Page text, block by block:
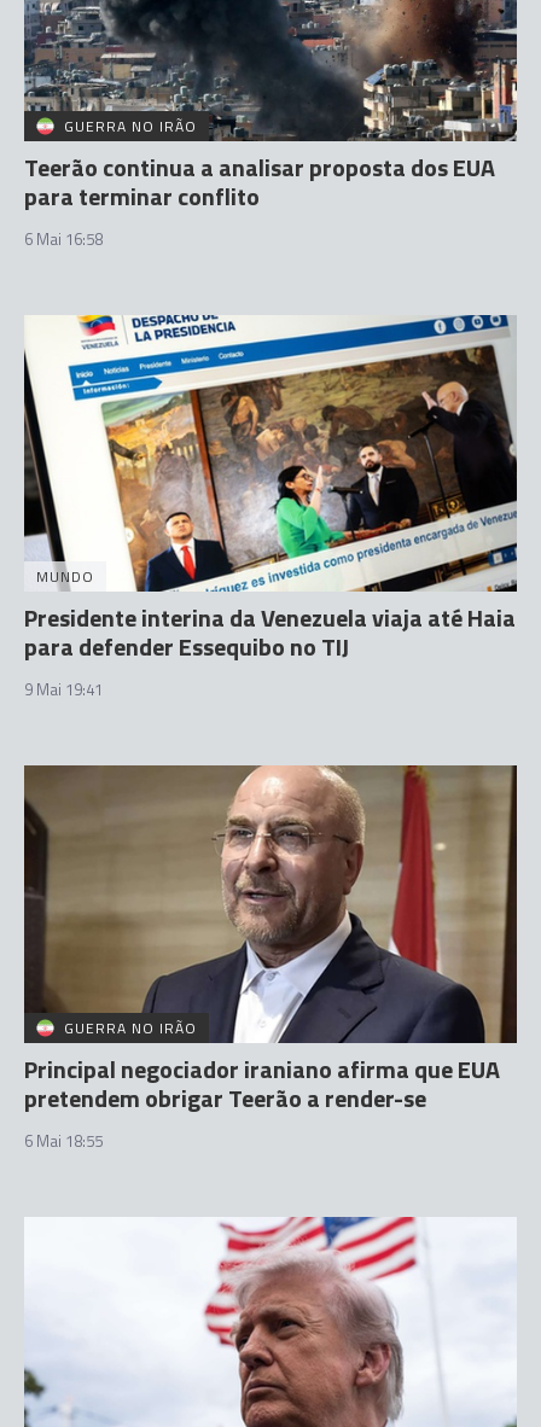
GUERRA NO IRÃO
Teerão continua a analisar proposta dos EUA
para terminar conflito
6 Mai 16:58
MUNDO
Presidente interina da Venezuela viaja até Haia
para defender Essequibo no TIJ
9 Mai 19:41
GUERRA NO IRÃO
Principal negociador iraniano afirma que EUA
pretendem obrigar Teerão a render-se
6 Mai 18:55